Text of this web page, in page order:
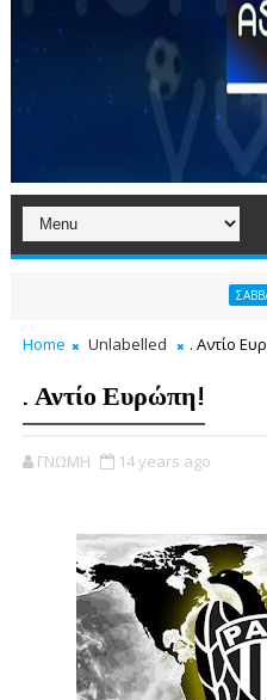
ΣΑΒΒΑΣ
Home Unlabelled . Αντίο
. Αντίο Ευρώπη!
ΓΝΩΜΗ 14 years ago